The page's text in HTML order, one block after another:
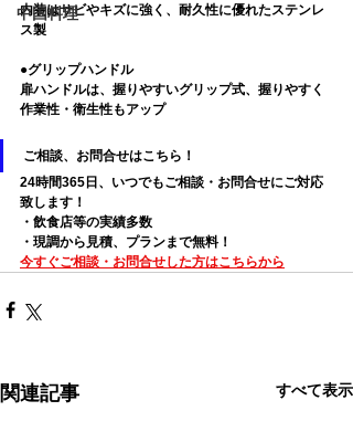
中国料理
内装はサビやキズに強く、耐久性に優れたステンレ
ス製
●グリップハンドル
扉ハンドルは、握りやすいグリップ式、握りやすく
作業性・衛生性もアップ
ご相談、お問合せはこちら！
24時間365日、いつでもご相談・お問合せにご対応
致します！
・飲食店等の実績多数
・現調から見積、プランまで無料！
今すぐご相談・お問合せした方はこちらから
関連記事 すべて表示